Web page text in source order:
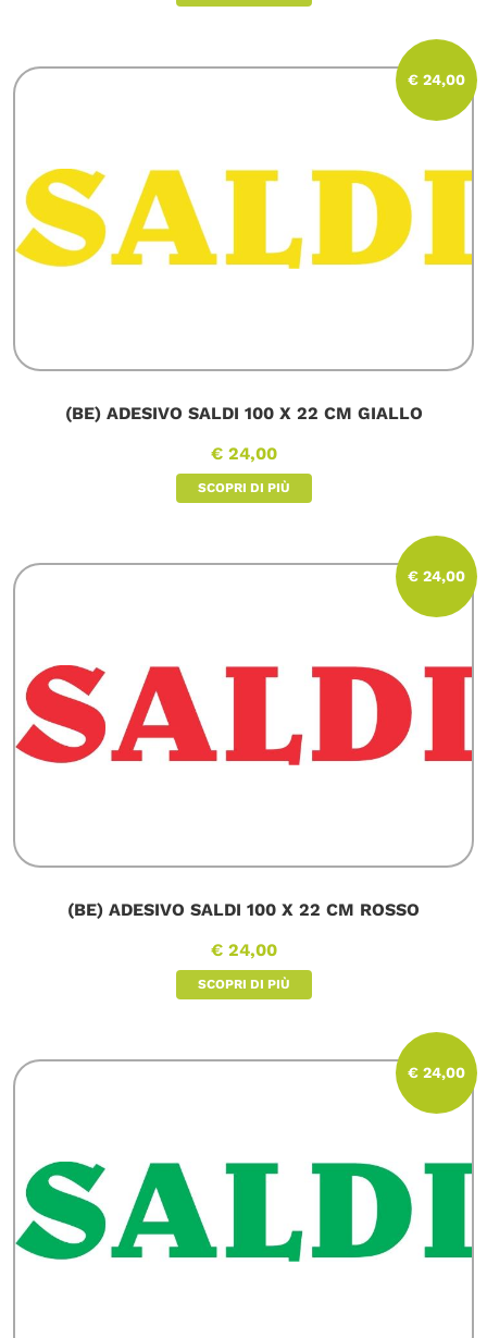
(BE) ADESIVO SALDI 100 X 22 CM GIALLO
€ 24,00
SCOPRI DI PIÙ
€ 24,00
(BE) ADESIVO SALDI 100 X 22 CM ROSSO
€ 24,00
SCOPRI DI PIÙ
€ 24,00
€ 24,00